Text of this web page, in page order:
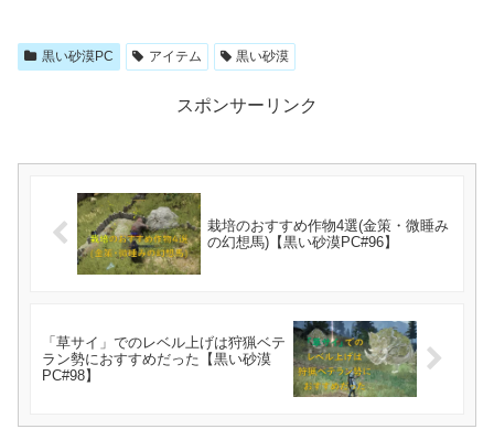
黒い砂漠PC アイテム 黒い砂漠
スポンサーリンク
栽培のおすすめ作物4選(金策・微睡み
の幻想馬)【黒い砂漠PC#96】
「草サイ」でのレベル上げは狩猟ベテ
ラン勢におすすめだった【黒い砂漠
PC#98】